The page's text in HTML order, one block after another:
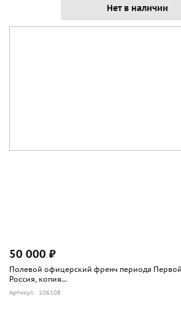
Нет в наличии
50 000 ₽
Полевой офицерский френч периода
Россия, копия...
Артикул: 106108